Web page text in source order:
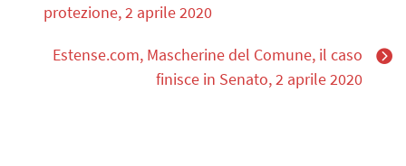
protezione, 2 aprile 2020
Estense.com, Mascherine del Comune, il caso
finisce in Senato, 2 aprile 2020